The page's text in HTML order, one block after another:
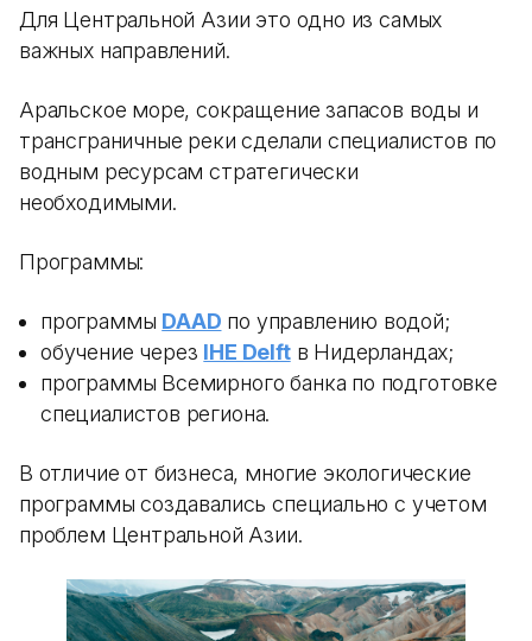
Для Центральной Азии это одно из самых
важных направлений.
Аральское море, сокращение запасов воды и
трансграничные реки сделали специалистов по
водным ресурсам стратегически
необходимыми.
Программы:
программы DAAD по управлению водой;
обучение через IHE Delftв Нидерландах;
программы Всемирного банка по подготовке
специалистов региона.
В отличие от бизнеса, многие экологические
программы создавались специально с учетом
проблем Центральной Азии.